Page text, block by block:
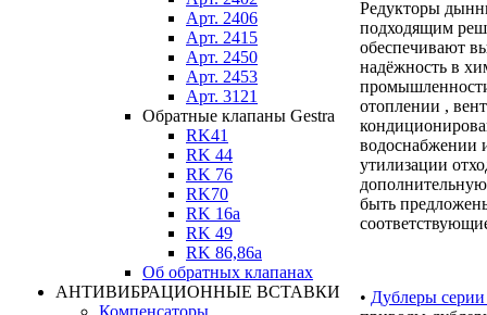
Арт. 2406
Арт. 2415
Арт. 2450
Арт. 2453
Арт. 3121
Обратные клапаны Gestra
RK41
RK 44
RK 76
RK70
RK 16a
RK 49
RK 86,86a
Об обратных клапанах
АНТИВИБРАЦИОННЫЕ ВСТАВКИ
Компенсаторы
Редукторы
подходящим
обеспечивают
надёжность в
отоплении ,
водоснабжении
утилизации
быть
• Дублеры